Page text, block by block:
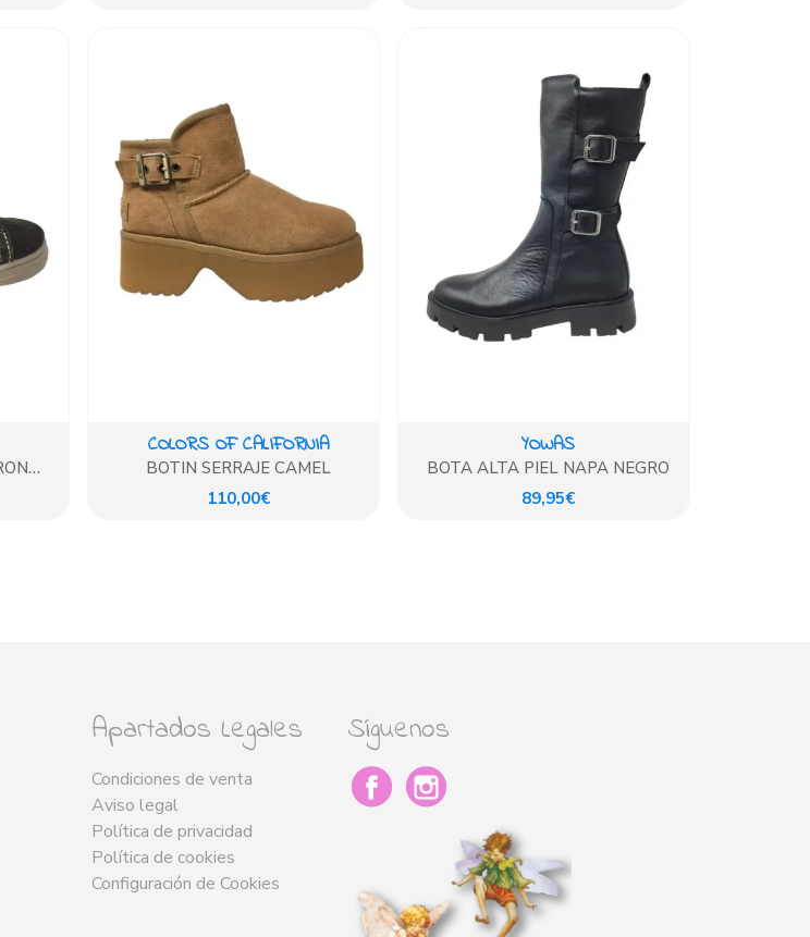
COLORS OF CALIFORNIA
BOTIN SERRAJE CAMEL
110,00€
YOWAS
BOTA ALTA PIEL NAPA NEGRO
89,95€
Apartados Legales
Condiciones de venta
Aviso legal
Política de privacidad
Política de cookies
Configuración de Cookies
Síguenos